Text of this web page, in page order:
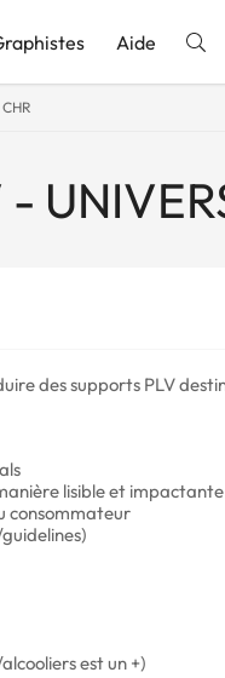
Aide
des supports PLV
lisible et
consommateur
est un +)